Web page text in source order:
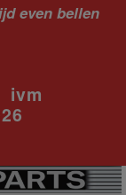
even bellen